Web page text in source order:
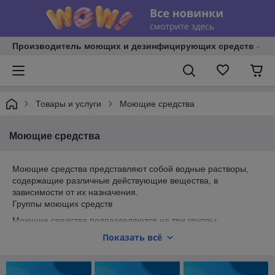
Производитель моющих и дезинфицирующих средств -
Товары и услуги Моющие средства
Моющие средства
Моющие средства представляют собой водные растворы,
содержащие различные действующие вещества, в
зависимости от их назначения.
Группы моющих средств
Моющие средства подразделяются на три группы:
щелочные, кислотные и нейтральные средства.
Беларуси
Показать всё